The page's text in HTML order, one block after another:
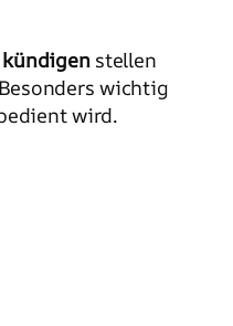
stellen
wichtig
wird.